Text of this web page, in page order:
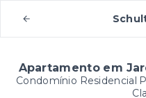
Apartamento em
Condomínio Residencial